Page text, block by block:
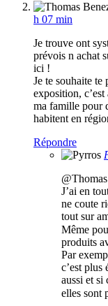
h 07 min
Je trouve ont
prévois n achat
ici !
Je te souhaite
exposition,
ma famille pour
habitent en
Répondre
J’ai en
ne coute
tout sur
Même
produits
Par
c’est
aussi et si
elles sont